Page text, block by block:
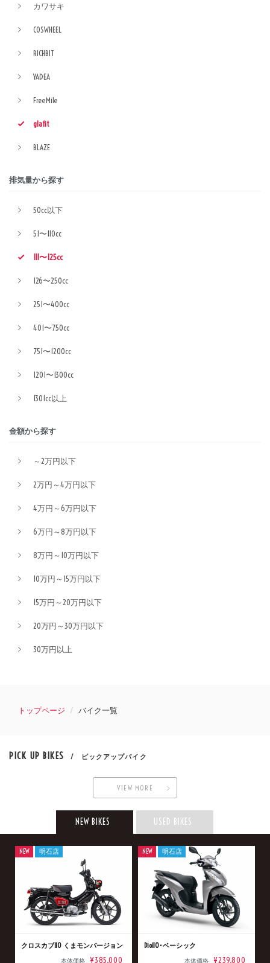
カワサキ
COSWHEEL
RICHBIT
YADEA
FreeMile
glafit
BLAZE
排気量から探す
50cc以下
51〜110cc
111〜125cc
126〜250cc
251〜400cc
401〜750cc
751〜1200cc
1201〜1300cc
1301cc以上
金額から探す
～2万円以下
2万円～4万円以下
4万円～6万円以下
6万円～8万円以下
8万円～10万円以下
10万円～15万円以下
15万円～20万円以下
20万円～30万円以下
30万円以上
トップページ バイク一覧
PICK UP BIKES / ピックアップバイク
VIEW MORE
NEW BIKES USED BIKES
クロスカブ110 くまモンバージョン
本体価格 ¥385,000
NEW 明石店
Dio110･ベーシック
本体価格 ¥239,800
NEW 明石店